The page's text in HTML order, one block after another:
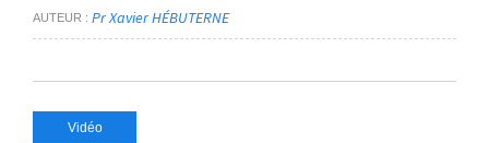
AUTEUR Pr Xavier HÉBUTERNE
Vidéo